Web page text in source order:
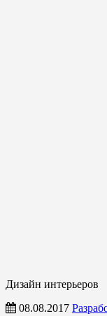
Дизайн интерьеров
08.08.2017